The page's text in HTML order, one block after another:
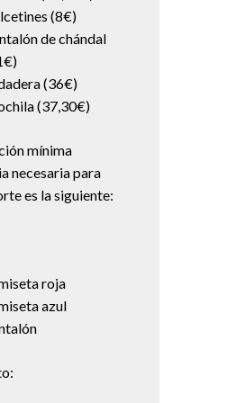
(8€)
de chándal
(36€)
(37,30€)
mínima
necesaria para
es la siguiente:
roja
azul